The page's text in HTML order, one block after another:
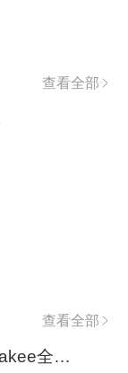
查看全部
查看全部
来自天上的流派｜Mula Sakee全歌曲收录